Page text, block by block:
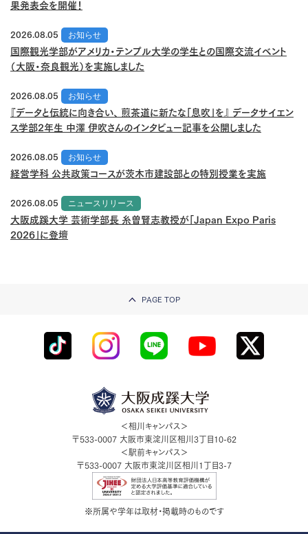
果発表会を開催！
2026.08.05
お知らせ
国際観光学部がアメリカ・テンプル大学の学生との国際交流イベント
（大阪・奈良観光）を実施しました
2026.08.05
お知らせ
『データと伝統に向き合い、 煎茶道に新たな「息吹」を』 データサイエン
ス学部2年生 中澤 伊吹さんのインタビュー記事を公開しました
2026.08.05
お知らせ
経営学科 公共政策コースが茨木市建設部との特別授業を実施
2026.08.05
ニュースリリース
大阪成蹊大学 芸術学部長 糸曽賢志教授が「Japan Expo Paris
2026」に登壇
PAGE TOP
＜相川キャンパス＞
〒533-0007 大阪市東淀川区相川3丁目10-62
＜駅前キャンパス＞
〒533-0007 大阪市東淀川区相川1丁目3-7
※所属や学年は取材・掲載時のものです